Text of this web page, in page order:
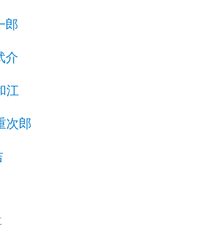
郎
介
江
次郎